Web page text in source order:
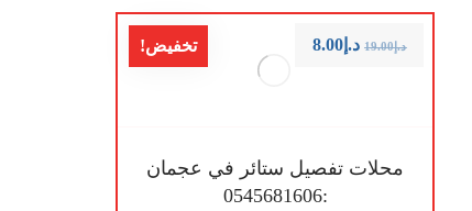
تخفيض!
محلات تفصيل ستائر في عجمان
:0545681606
د.إ19.00 د.إ 8.00